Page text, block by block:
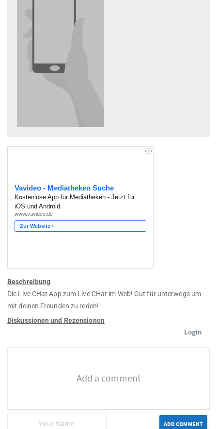
Beschreibung
Die Live CHat App zum Live CHat im Web! Gut für unterwegs um
mit deinen Freunden zu reden!
Diskussionen und Rezensionen
Login
ADD COMMENT